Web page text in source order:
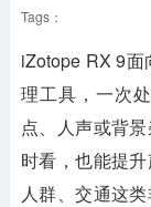
Tags：
iZotope RX 9面
理工具，一次
点、人声或背
时看，也能提
人群、交通这